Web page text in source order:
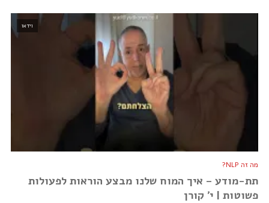
וידאו
מה זה NLP?
תת-מודע – איך המוח שלנו מבצע הוראות לפעולות
פשוטות | י׳ קורן